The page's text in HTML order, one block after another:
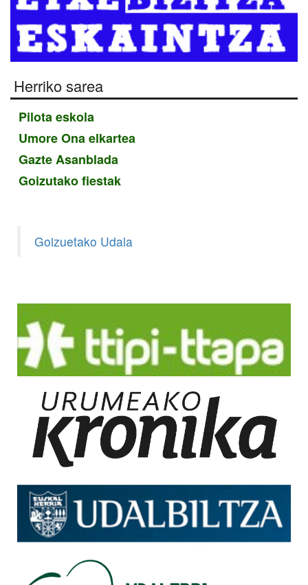
Herriko sarea
Pilota eskola
Umore Ona elkartea
Gazte Asanblada
Goizutako fiestak
Goizuetako Udala